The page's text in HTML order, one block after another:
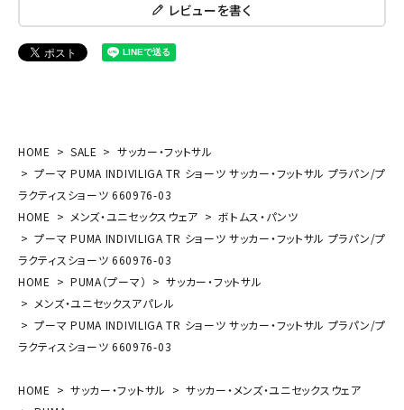
レビューを書く
HOME SALE
サッカー・フットサル
プーマ PUMA INDIVILIGA TR ショーツ サッカー・フットサル プラパン/プ
ラクティスショーツ 660976-03
HOME
メンズ・ユニセックスウェア
ボトムス・パンツ
プーマ PUMA INDIVILIGA TR ショーツ サッカー・フットサル プラパン/プ
ラクティスショーツ 660976-03
HOME
PUMA（プーマ）
サッカー・フットサル
メンズ・ユニセックスアパレル
プーマ PUMA INDIVILIGA TR ショーツ サッカー・フットサル プラパン/プ
ラクティスショーツ 660976-03
HOME サッカー・フットサル
サッカー・メンズ・ユニセックスウェア